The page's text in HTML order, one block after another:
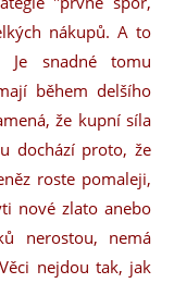
nákupů. A to
Je snadné tomu
během delšího
že kupní síla
dochází proto, že
roste pomaleji,
nové zlato anebo
nerostou, nemá
nejdou tak, jak